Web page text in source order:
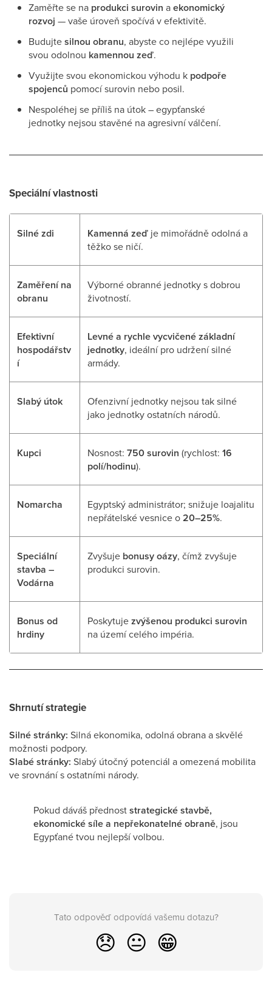
Zaměřte se na produkci surovin aekonomický
rozvoj — vaše úroveň spočívá v efektivitě.
Budujtesilnou obranu, abyste co nejlépe využili
svou odolnou kamennou zeď.
Využijte svou ekonomickou výhodu k podpoře
spojenců pomocí surovin nebo posil.
Nespoléhej se příliš na útok – egypťanské
jednotky nejsou stavěné na agresivní válčení.
Speciální vlastnosti
Silné zdi Kamenná zeď je mimořádně odolná a
těžko se ničí.
Zaměření na
obranu
Výborné obranné jednotky s dobrou
životností.
Efektivní
hospodářstv
í
Levné a rychle vycvičené základní
jednotky, ideální pro udržení silné
armády.
Slabý útok
Ofenzivní jednotky nejsou tak silné
jako jednotky ostatních národů.
Kupci Nosnost: 750 surovin (rychlost: 16
polí/hodinu).
Nomarcha
Egyptský administrátor; snižuje loajalitu
nepřátelské vesnice o20–25%.
Speciální
stavba –
Vodárna
Zvyšuje bonusy oázy, čímž zvyšuje
produkci surovin.
Bonus od
hrdiny
Poskytujezvýšenou produkci surovin
na území celého impéria.
Shrnutí strategie
Silné stránky: Silná ekonomika, odolná obrana a skvělé
možnosti podpory.
Slabé stránky: Slabý útočný potenciál a omezená mobilita
ve srovnání s ostatními národy.
Pokud dáváš přednoststrategické stavbě,
ekonomické síle a nepřekonatelné obraně, jsou
Egypťané tvou nejlepší volbou.
Tato odpověď odpovídá vašemu dotazu?
😞 😐 😁